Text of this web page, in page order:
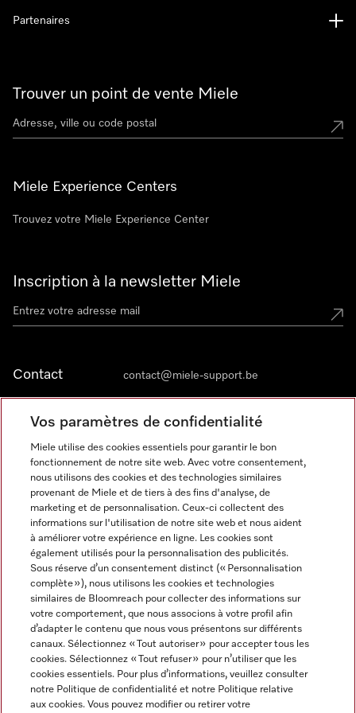
Trouver un point de vente Miele
Miele Experience Centers
Trouvez votre Miele Experience Center
Inscription à la newsletter Miele
Contact contact@miele-support.be
Langue
FRANÇAIS
Partenaires
Informations légales
CGV
Protection des données
Miele sur Facebook
Miele sur Youtube
Miele sur Instagram
Miele sur Pinterest
Vos paramètres de confidentialité
Miele utilise des cookies essentiels pour garantir le bon
fonctionnement de notre site web. Avec votre consentement,
nous utilisons des cookies et des technologies similaires
provenant de Miele et de tiers à des fins d'analyse, de
marketing et de personnalisation. Ceux-ci collectent des
informations sur l'utilisation de notre site web et nous aident
à améliorer votre expérience en ligne. Les cookies sont
également utilisés pour la personnalisation des publicités.
Sous réserve d’un consentement distinct (« Personnalisation
complète »), nous utilisons les cookies et technologies
similaires de Bloomreach pour collecter des informations sur
votre comportement, que nous associons à votre profil afin
d’adapter le contenu que nous vous présentons sur différents
canaux. Sélectionnez « Tout autoriser » pour accepter tous les
cookies. Sélectionnez « Tout refuser » pour n’utiliser que les
cookies essentiels. Pour plus d’informations, veuillez consulter
notre Politique de confidentialité et notre Politique relative
aux cookies. Vous pouvez modifier ou retirer votre